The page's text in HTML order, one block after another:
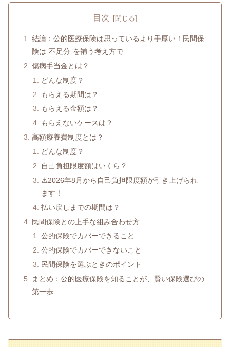
目次
結論：公的医療保険は思っているより手厚い！民間保
険は”不足分”を補う考え方で
傷病手当金とは？
どんな制度？
もらえる期間は？
もらえる金額は？
もらえないケースは？
高額療養費制度とは？
どんな制度？
自己負担限度額はいくら？
⚠️2026年8月から自己負担限度額が引き上げられ
ます！
払い戻しまでの期間は？
民間保険との上手な組み合わせ方
公的保険でカバーできること
公的保険でカバーできないこと
民間保険を選ぶときのポイント
まとめ：公的医療保険を知ることが、賢い保険選びの
第一歩